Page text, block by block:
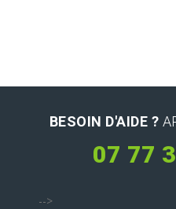
BESOIN D'AIDE ?
07 77
-->